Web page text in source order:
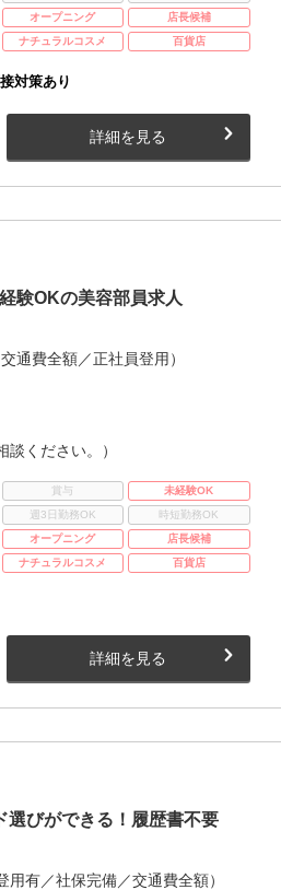
オープニング
店長候補
ナチュラルコスメ 百貨店
対策あり
詳細を見る
験OKの美容部員求人
通費全額／正社員登用）
ください。）
賞与
未経験OK
週3日勤務OK
時短勤務OK
オープニング
店長候補
ナチュラルコスメ 百貨店
詳細を見る
選びができる！履歴書不要
用有／社保完備／交通費全額）